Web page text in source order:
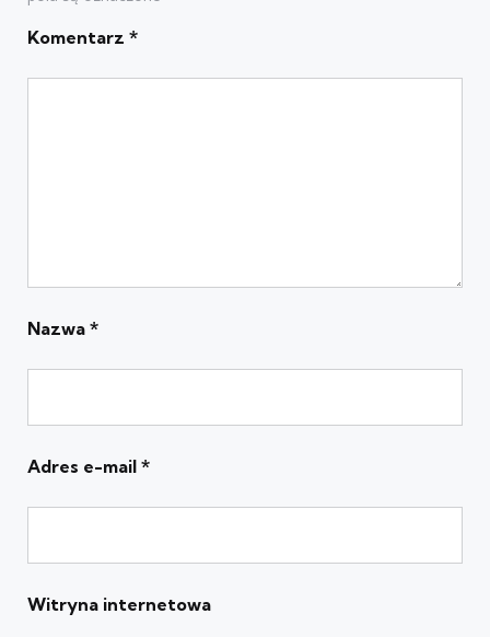
Komentarz *
Nazwa *
Adres e-mail *
Witryna internetowa